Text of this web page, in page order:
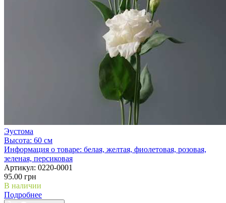
Эустома
Высота: 60 см
Информация о товаре: белая, желтая, фиолетовая, розовая,
зеленая, персиковая
Артикул: 0220-0001
95.00 грн
В наличии
Подробнее